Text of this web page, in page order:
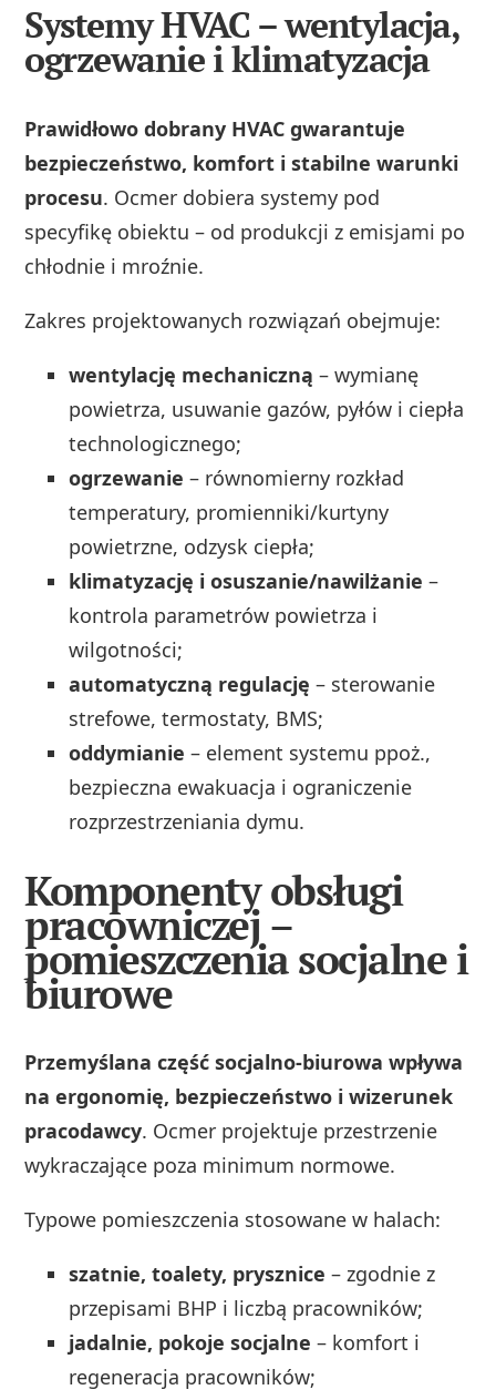
Systemy HVAC – wentylacja,
ogrzewanie i klimatyzacja
Prawidłowo dobrany HVAC gwarantuje
bezpieczeństwo, komfort i stabilne warunki
procesu. Ocmer dobiera systemy pod
specyfikę obiektu – od produkcji z emisjami po
chłodnie i mroźnie.
Zakres projektowanych rozwiązań obejmuje:
wentylację mechaniczną – wymianę
powietrza, usuwanie gazów, pyłów i ciepła
technologicznego;
ogrzewanie – równomierny rozkład
temperatury, promienniki/kurtyny
powietrzne, odzysk ciepła;
klimatyzację i osuszanie/nawilżanie –
kontrola parametrów powietrza i
wilgotności;
automatyczną regulację – sterowanie
strefowe, termostaty, BMS;
oddymianie – element systemu ppoż.,
bezpieczna ewakuacja i ograniczenie
rozprzestrzeniania dymu.
Komponenty obsługi
pracowniczej –
pomieszczenia socjalne i
biurowe
Przemyślana część socjalno‑biurowa wpływa
na ergonomię, bezpieczeństwo i wizerunek
pracodawcy. Ocmer projektuje przestrzenie
wykraczające poza minimum normowe.
Typowe pomieszczenia stosowane w halach:
szatnie, toalety, prysznice – zgodnie z
przepisami BHP i liczbą pracowników;
jadalnie, pokoje socjalne – komfort i
regeneracja pracowników;